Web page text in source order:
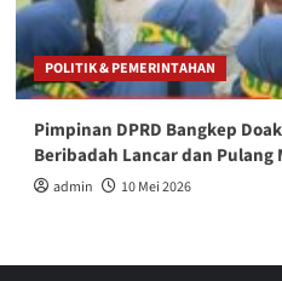
POLITIK & PEMERINTAHAN
Pimpinan DPRD Bangkep
Beribadah Lancar dan Pulang
admin 10 Mei 2026